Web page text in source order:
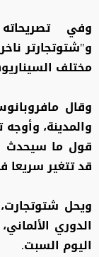
وفي
و"شتوتجارتر
مختلف
وقال
والمدينة،
قول ما سيحدث
قد تتغير سريعا
ويحل
الدوري
اليوم السبت.